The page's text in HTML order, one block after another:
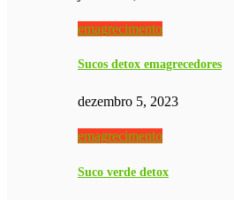
emagrecimento
Sucos detox emagrecedores
dezembro 5, 2023
emagrecimento
Suco verde detox